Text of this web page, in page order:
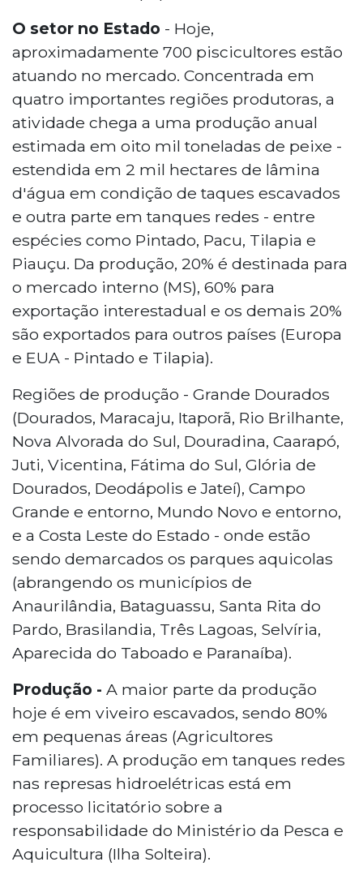
O setor no Estado - Hoje,
aproximadamente 700 piscicultores estão
atuando no mercado. Concentrada em
quatro importantes regiões produtoras, a
atividade chega a uma produção anual
estimada em oito mil toneladas de peixe -
estendida em 2 mil hectares de lâmina
d'água em condição de taques escavados
e outra parte em tanques redes - entre
espécies como Pintado, Pacu, Tilapia e
Piauçu. Da produção, 20% é destinada para
o mercado interno (MS), 60% para
exportação interestadual e os demais 20%
são exportados para outros países (Europa
e EUA - Pintado e Tilapia).
Regiões de produção - Grande Dourados
(Dourados, Maracaju, Itaporã, Rio Brilhante,
Nova Alvorada do Sul, Douradina, Caarapó,
Juti, Vicentina, Fátima do Sul, Glória de
Dourados, Deodápolis e Jateí), Campo
Grande e entorno, Mundo Novo e entorno,
e a Costa Leste do Estado - onde estão
sendo demarcados os parques aquicolas
(abrangendo os municípios de
Anaurilândia, Bataguassu, Santa Rita do
Pardo, Brasilandia, Três Lagoas, Selvíria,
Aparecida do Taboado e Paranaíba).
Produção - A maior parte da produção
hoje é em viveiro escavados, sendo 80%
em pequenas áreas (Agricultores
Familiares). A produção em tanques redes
nas represas hidroelétricas está em
processo licitatório sobre a
responsabilidade do Ministério da Pesca e
Aquicultura (Ilha Solteira).